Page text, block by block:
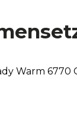
Warm 6770